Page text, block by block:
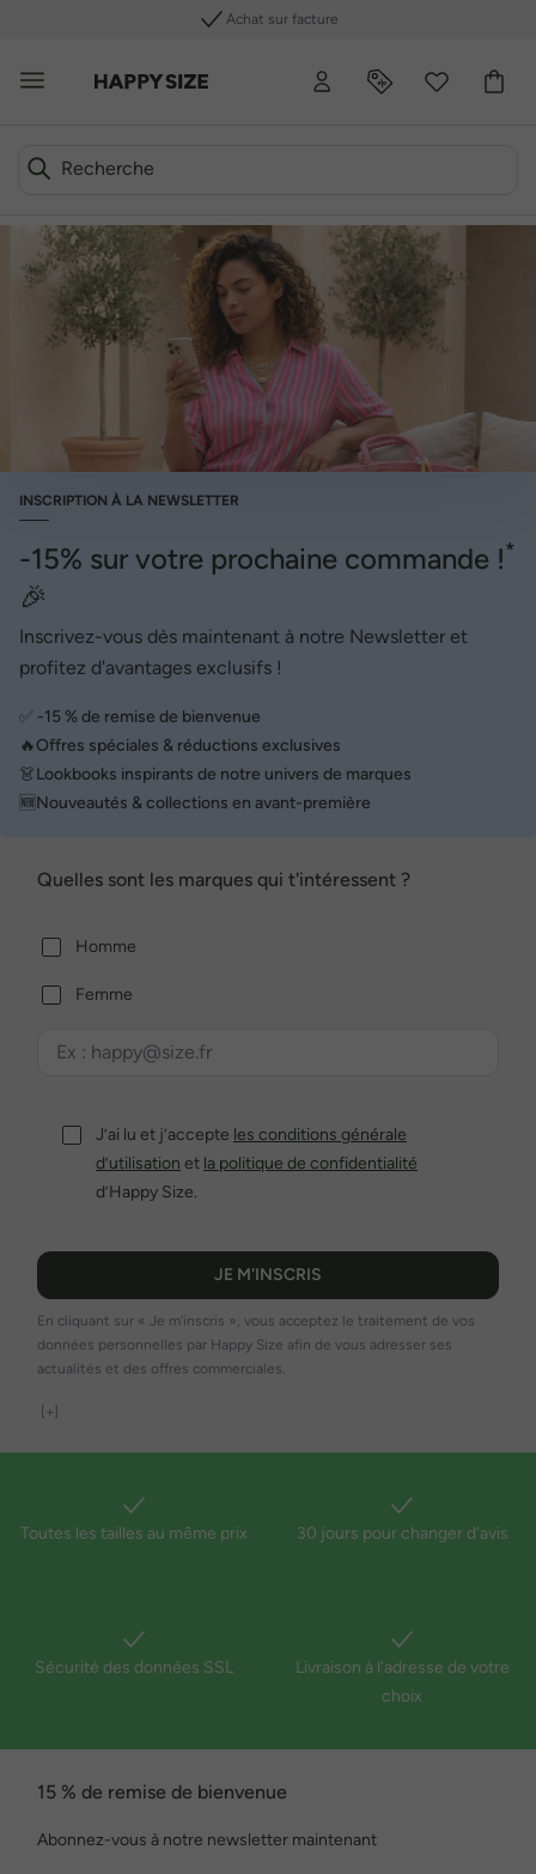
Achat sur facture
INSCRIPTION À LA NEWSLETTER
-15% sur votre prochaine commande !*
🎉
Inscrivez-vous dès maintenant à notre Newsletter et
profitez d'avantages exclusifs !
✅ -15 % de remise de bienvenue
🔥Offres spéciales & réductions exclusives
👗Lookbooks inspirants de notre univers de marques
🆕Nouveautés & collections en avant-première
Quelles sont les marques qui t'intéressent ?
Homme
Femme
J’ai lu et j’accepte les conditions générale
d’utilisation et la politique de confidentialité
d’Happy Size.
JE M'INSCRIS
En cliquant sur « Je m'inscris », vous acceptez le traitement de vos
données personnelles par Happy Size afin de vous adresser ses
actualités et des offres commerciales.
[+]
Toutes les tailles au même prix 30 jours pour changer d'avis
Sécurité des données SSL
Livraison à l'adresse de votre
choix
15 % de remise de bienvenue
Abonnez-vous à notre newsletter maintenant